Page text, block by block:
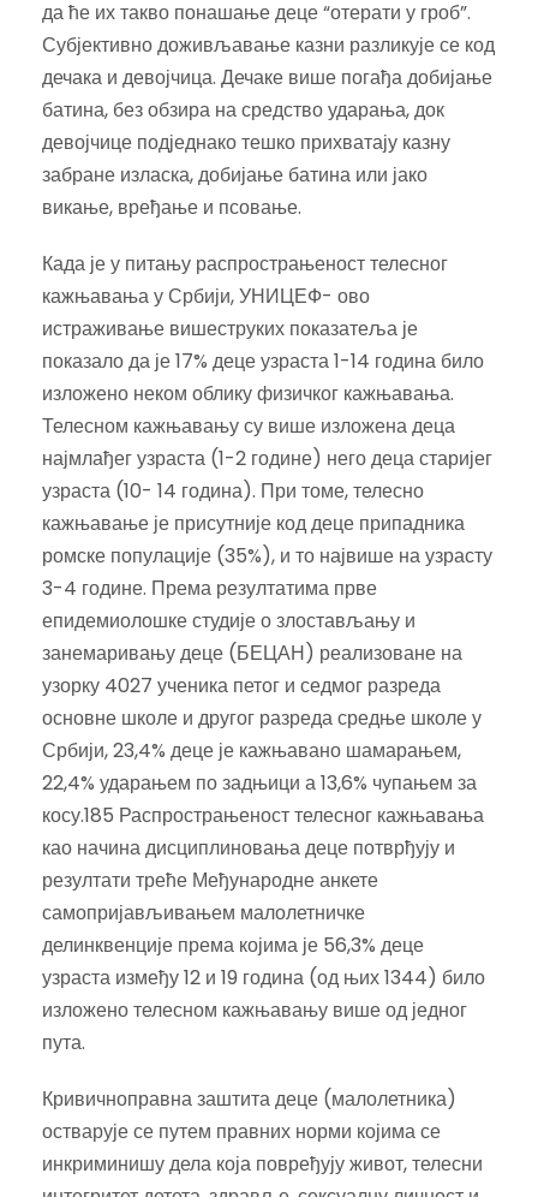
да ће их такво понашање деце “отерати у гроб”.
Субјективно доживљавање казни разликује се код
дечака и девојчица. Дечаке више погађа добијање
батина, без обзира на средство ударања, док
девојчице подједнако тешко прихватају казну
забране изласка, добијање батина или јако
викање, вређање и псовање.
Када је у питању распрострањеност телесног
кажњавања у Србији, УНИЦЕФ- ово
истраживање вишеструких показатеља је
показало да је 17% деце узраста 1-14 година било
изложено неком облику физичког кажњавања.
Телесном кажњавању су више изложена деца
најмлађег узраста (1-2 године) него деца старијег
узраста (10- 14 година). При томе, телесно
кажњавање је присутније код деце припадника
ромске популације (35%), и то највише на узрасту
3-4 године. Према резултатима прве
епидемиолошке студије о злостављању и
занемаривању деце (БЕЦАН) реализоване на
узорку 4027 ученика петог и седмог разреда
основне школе и другог разреда средње школе у
Србији, 23,4% деце је кажњавано шамарањем,
22,4% ударањем по задњици а 13,6% чупањем за
косу.185 Распрострањеност телесног кажњавања
као начина дисциплиновања деце потврђују и
резултати треће Међународне анкете
самопријављивањем малолетничке
делинквенције према којима је 56,3% деце
узраста између 12 и 19 година (од њих 1344) било
изложено телесном кажњавању више од једног
пута.
Кривичноправна заштита деце (малолетника)
остварује се путем правних норми којима се
инкриминишу дела која повређују живот, телесни